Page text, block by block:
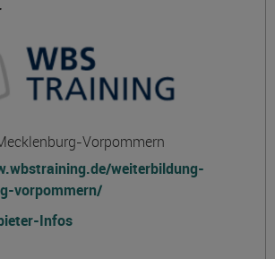
Vorpommern
weiterbildung-
vorpommern/
Infos